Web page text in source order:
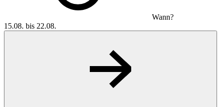
Wann?
15.08. bis 22.08.